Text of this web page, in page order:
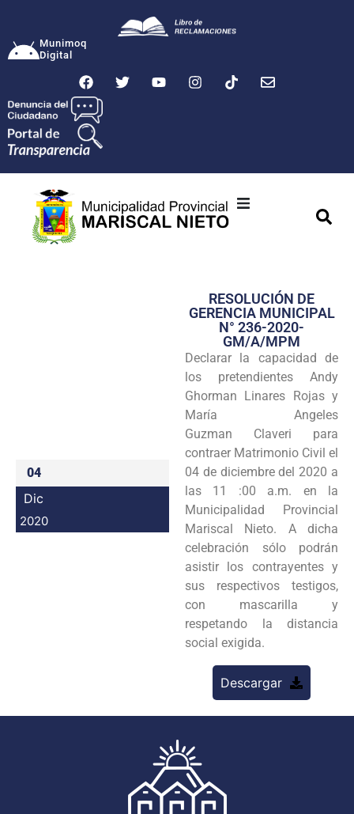
Munimoq
Digital
Transparencia
Seguridad
Programas
04
Dic
2020
RESOLUCIÓN DE
GERENCIA MUNICIPAL
N° 236-2020-
GM/A/MPM
Declarar la capacidad de
los pretendientes Andy
Ghorman Linares Rojas y
María Angeles
Guzman Claveri para
contraer Matrimonio Civil el
04 de diciembre del 2020 a
las 11 :00 a.m. en la
Municipalidad Provincial
Mariscal Nieto. A dicha
celebración sólo podrán
asistir los contrayentes y
sus respectivos testigos,
con mascarilla y
respetando la distancia
social exigida.
Descargar